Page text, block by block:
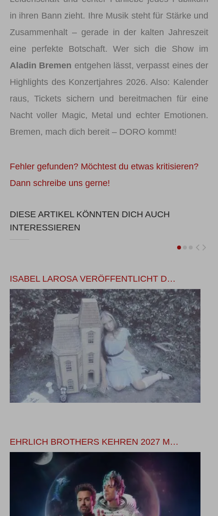
in ihren Bann zieht. Ihre Musik steht für Stärke und
Zusammenhalt – gerade in der kalten Jahreszeit
eine perfekte Botschaft. Wer sich die Show im
Aladin Bremen entgehen lässt, verpasst eines der
Highlights des Konzertjahres 2026. Also: Kalender
raus, Tickets sichern und bereitmachen für eine
Nacht voller Magic, Metal und echter Emotionen.
Bremen, mach dich bereit – DORO kommt!
Fehler gefunden? Möchtest du etwas kritisieren?
Dann schreibe uns gerne!
DIESE ARTIKEL KÖNNTEN DICH AUCH
INTERESSIEREN
ISABEL LAROSA VERÖFFENTLICHT D…
EHRLICH BROTHERS KEHREN 2027 M…